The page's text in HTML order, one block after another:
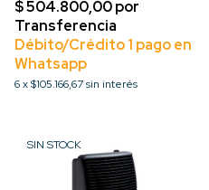
6x$105.166,67sin interés
SIN STOCK